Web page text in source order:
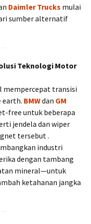
Daimler Trucks mulai
sumber alternatif
Teknologi Motor
mempercepat transisi
earth. BMWdan GM
free untuk beberapa
jendela dan wiper
tersebut .
industri
dengan tambang
mineral—untuk
ketahanan jangka